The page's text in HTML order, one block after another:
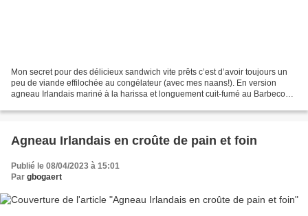
Mon secret pour des délicieux sandwich vite prêts c’est d’avoir toujours un
peu de viande effilochée au congélateur (avec mes naans!). En version
agneau Irlandais mariné à la harissa et longuement cuit-fumé au Barbecook,
Agneau Irlandais en croûte de pain et foin
Publié le 08/04/2023 à 15:01
Par gbogaert